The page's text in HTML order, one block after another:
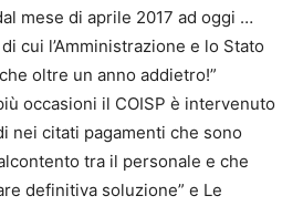
mese di aprile 2017 ad oggi …
cui l’Amministrazione e lo Stato
oltre un anno addietro!”
occasioni il COISP è intervenuto
nei citati pagamenti che sono
tra il personale e che
definitiva soluzione” e Le